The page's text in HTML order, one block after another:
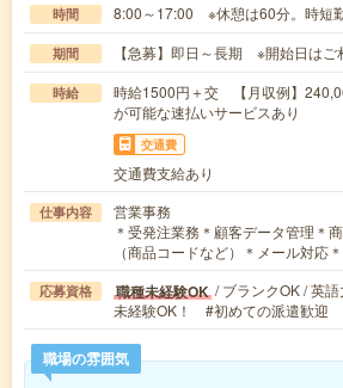
時間 8:00～17:00 ※休憩は60分。時短勤
期間 【急募】即日～長期 ※開始日はご
時給
時給1500円＋交 【月収例】
が可能な速払いサービスあり
交通費
交通費支給あり
仕事内容
営業事務
＊受発注業務＊顧客データ管理＊
（商品コードなど）＊メール対応
応募資格 職種未経験OK / ブランクOK / 英
未経験OK！ #初めての派遣歓迎
職場の雰囲気